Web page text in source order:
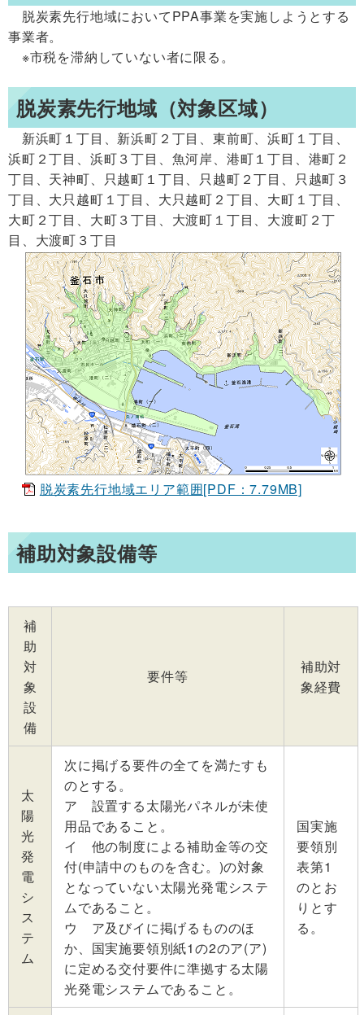
脱炭素先行地域においてPPA事業を実施しようとする
事業者。
※市税を滞納していない者に限る。
脱炭素先行地域（対象区域）
新浜町１丁目、新浜町２丁目、東前町、浜町１丁目、
浜町２丁目、浜町３丁目、魚河岸、 港町１丁目、港町２
丁目、 天神町、
只越町１丁目、只越町２丁目、只越町３
丁目、大只越町１丁目、大只越町２丁目、大町１丁目、
大町２丁目、大町３丁目、 大渡町１丁目、大渡町２丁
目、大渡町３丁目
脱炭素先行地域エリア範囲[PDF：7.79MB]
補助対象設備等
補
助
対
象
設
備
要件等
補助対
象経費
太
陽
光
発
電
シ
ス
テ
ム
次に掲げる要件の全てを満たすも
のとする。
ア 設置する太陽光パネルが未使
用品であること。
イ 他の制度による補助金等の交
付(申請中のものを含む。)の対象
となっていない太陽光発電システ
ムであること。
ウ ア及びイに掲げるもののほ
か、国実施要領別紙1の2のア(ア)
に定める交付要件に準拠する太陽
光発電システムであること。
国実施
要領別
表第1
のとお
りとす
る。